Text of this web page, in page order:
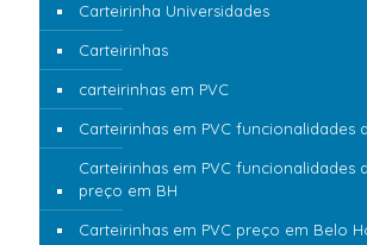
Carteirinha Universidades
Carteirinhas
carteirinhas em PVC
Carteirinhas em PVC funcionalidades
Carteirinhas em PVC funcionalidades
preço em BH
Carteirinhas em PVC preço em Belo